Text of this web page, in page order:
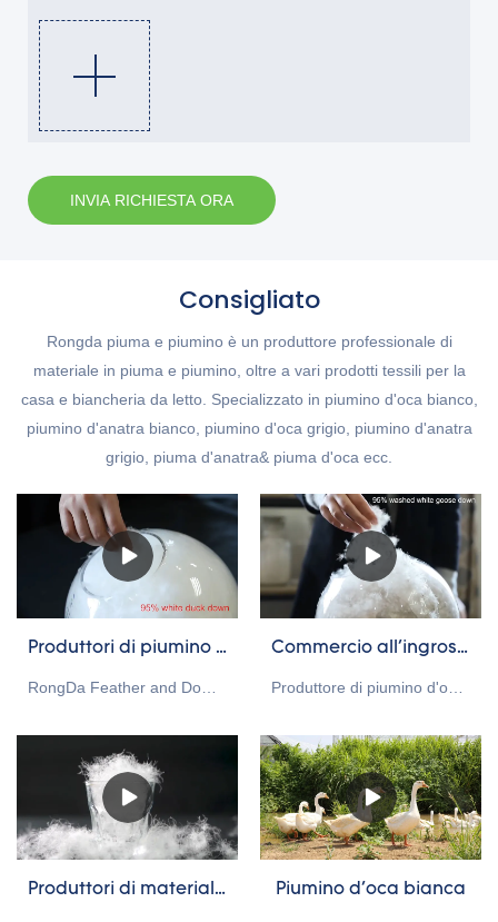
INVIA RICHIESTA ORA
Consigliato
Rongda piuma e piumino è un produttore professionale di
materiale in piuma e piumino, oltre a vari prodotti tessili per la
casa e biancheria da letto. Specializzato in piumino d'oca bianco,
piumino d'anatra bianco, piumino d'oca grigio, piumino d'anatra
grigio, piuma d'anatra& piuma d'oca ecc.
Produttori di piumino d'anatra bianco lavato al 95%.& Fornitore
RongDa Feather and Down è in grado di fornire soluzioni di servizio personalizzate professionali, è un fornitore dalla Cina, come produttore e fornitore di piumini. Il 95% del nostro piumino d'anatra bianca è diretto in fabbrica, abbiamo vantaggi in termini di prezzo, controllo di qualità e consegna. i nostri prodotti hanno superato la certificazione RDS, possiamo personalizzare lo standard GB/EU/AU/US in base alle esigenze del cliente, benvenuto alla tua richiesta
Commercio all'ingrosso di qualità su misura 95% piumino d'oca lavato in vendita
Produttore di piumino d'oca bianco lavato personalizzato all'ingrosso in fabbrica al 95% rispetto a prodotti simili sul mercato, presenta vantaggi eccezionali incomparabili in termini di prestazioni, qualità, aspetto, ecc. E gode di una buona reputazione sul mercato.Hangzhou Rongda Feather And Down Bedding Co., Ltd. riassume i difetti dei prodotti passati e li migliora continuamente. Le specifiche del produttore di imbottitura in piuma d'oca bianca / piuma d'oca personalizzata al 95% all'ingrosso in fabbrica possono essere personalizzate in base alle proprie esigenze.
Produttori di materiale di riempimento per biancheria da letto in piuma d'oca bianca lavata all'ingrosso al 90% dalla Cina Piumino d'oca bianca